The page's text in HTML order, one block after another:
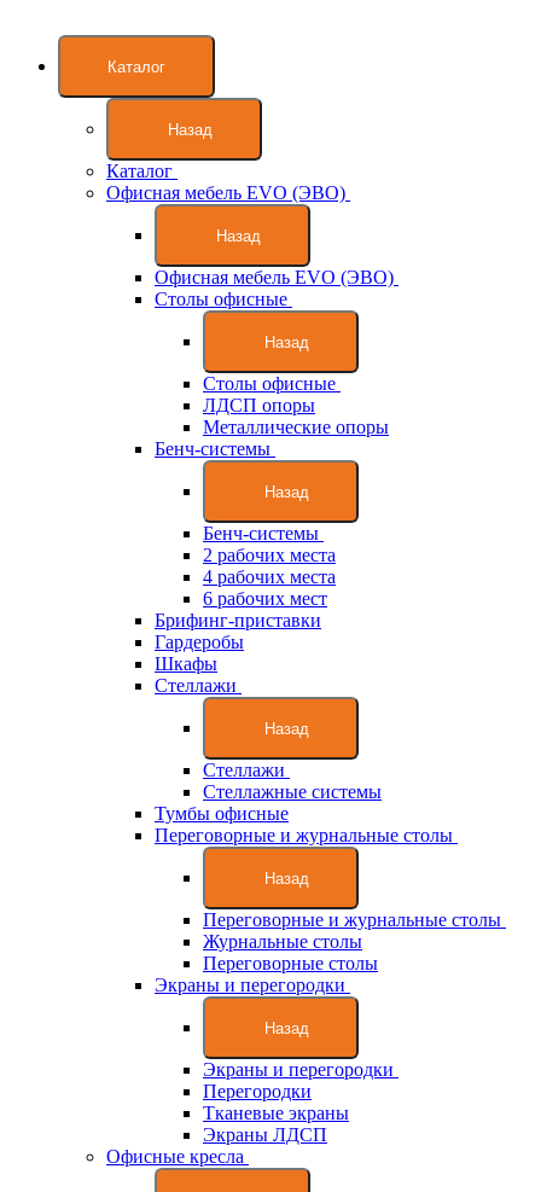
Каталог
Назад
Каталог
Офисная мебель EVO (ЭВО)
Назад
Офисная мебель EVO (ЭВО)
Cтолы офисные
Назад
Cтолы офисные
ЛДСП опоры
Металлические опоры
Бенч-системы
Назад
Бенч-системы
2 рабочих места
4 рабочих места
6 рабочих мест
Брифинг-приставки
Гардеробы
Шкафы
Стеллажи
Назад
Стеллажи
Стеллажные системы
Тумбы офисные
Переговорные и журнальные столы
Назад
Переговорные и журнальные столы
Журнальные столы
Переговорные столы
Экраны и перегородки
Назад
Экраны и перегородки
Перегородки
Тканевые экраны
Экраны ЛДСП
Офисные кресла